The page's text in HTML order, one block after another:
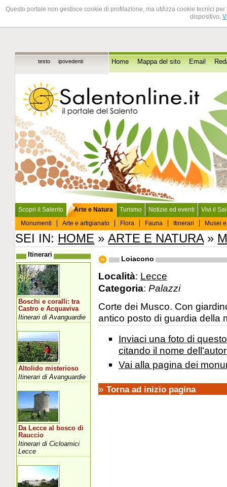
Questo portale non gestisce cookie di profilazione, ma utilizza cookie tecnici
dispositivo.
testo ipovedenti Home Mappa del sito Email
Scopri il Salento
Arte e Natura
Monumenti
Arte e artigianato Flora Fauna Itinerari Musei
Turismo Notizie ed eventi Vivi il
SEI IN: HOME »ARTE E NATURA»
Loiacono
Località: Lecce
Categoria: Palazzi
Corte dei Musco. Con
antico posto di guardia della
Inviaci una foto di
citando il nome
Vai alla pagina dei
» Torna ad inizio pagina
Itinerari
Boschi e coralli: tra
Castro e Acquaviva
Itinerari di Avanguardie
Altolido misterioso
Itinerari di Avanguardie
Da Lecce al bosco di
Rauccio
Itinerari di Cicloamici
Lecce